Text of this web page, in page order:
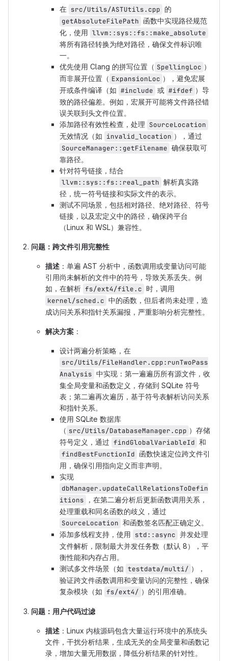
在 src/Utils/ASTUtils.cpp 的
getAbsoluteFilePath 函数中实现路径规范
化，使用 llvm::sys::fs::make_absolute
将所有路径转换为绝对路径，确保文件标识唯
一。
优先使用 Clang 的拼写位置（ SpellingLoc ）
而非展开位置（ ExpansionLoc ），避免宏展
开或条件编译（如 #include 或 #ifdef ）导
致的路径偏差。例如，宏展开可能将文件路径错
误关联到头文件位置。
添加路径有效性检查，处理 SourceLocation
无效情况（如 invalid_location ），通过
SourceManager::getFilename 确保获取可
靠路径。
针对符号链接，结合
llvm::sys::fs::real_path 解析真实路
径，统一符号链接和实际文件的表示。
测试不同场景，包括相对路径、绝对路径、符号
链接，以及宏定义中的路径，确保跨平台
（Linux 和 WSL）兼容性。
问题：跨文件引用完整性
描述 ：单遍 AST 分析中，函数调用或变量访问可能
引用尚未解析的文件中的符号，导致关系丢失。例
如，在解析 fs/ext4/file.c 时，调用
kernel/sched.c 中的函数，但后者尚未处理，造
成访问关系和指针关系漏报，严重影响分析完整性。
解决方案 ：
设计两遍分析策略，在
src/Utils/FileHandler.cpp:runTwoPass
Analysis 中实现：第一遍遍历所有源文件，收
集全局变量和函数定义，存储到 SQLite 符号
表；第二遍再次遍历，基于符号表解析访问关系
和指针关系。
使用 SQLite 数据库
（ src/Utils/DatabaseManager.cpp ）存储
符号定义，通过 findGlobalVariableId 和
findBestFunctionId 函数快速定位跨文件引
用，确保引用指向定义而非声明。
实现
dbManager.updateCallRelationsToDefin
itions
，在第二遍分析后更新函数调用关系，
处理重载和同名函数的歧义，通过
SourceLocation 和函数签名匹配正确定义。
添加多线程支持，使用 std::async 并发处理
文件解析，限制最大并发任务数（默认 8），平
衡性能和内存占用。
测试多文件场景（如 testdata/multi/ ），
验证跨文件函数调用和变量访问的完整性，确保
复杂模块（如 fs/ext4/ ）的引用准确。
问题：用户代码过滤
描述 ：Linux 内核源码包含大量运行环境中的系统头
文件，干扰分析结果，生成无关的全局变量和函数记
录，增加大量无用数据，降低分析结果的针对性。